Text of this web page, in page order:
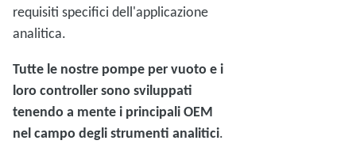
requisiti specifici dell'applicazione
analitica.
Tutte le nostre pompe per vuoto e i
loro controller sono sviluppati
tenendo a mente i principali OEM
nel campo degli strumenti analitici.